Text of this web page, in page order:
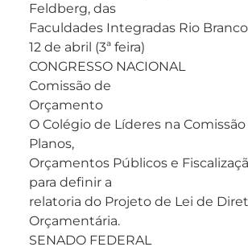
Feldberg, das
Faculdades Integradas Rio
12 de abril (3ª feira)
CONGRESSO NACIONAL
Comissão de
Orçamento
O Colégio de Líderes na
Planos,
Orçamentos Públicos e
para definir a
relatoria do Projeto de Lei de
Orçamentária.
SENADO FEDERAL